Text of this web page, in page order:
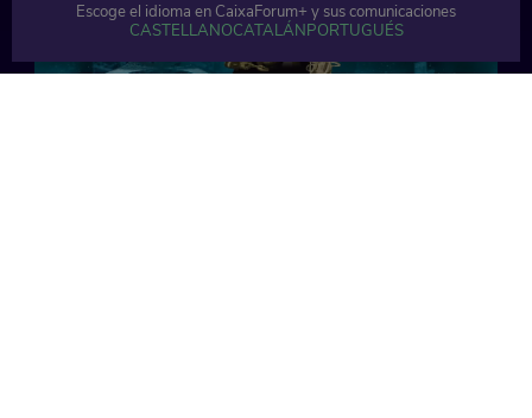
Escoge el idioma en CaixaForum+ y sus comunicaciones
CASTELLANOCATALÁNPORTUGUÉS